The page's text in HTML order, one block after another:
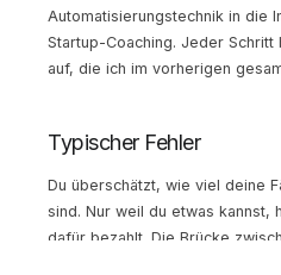
Automatisierungstechnik in die
Startup-Coaching. Jeder Schritt
auf, die ich im vorherigen
Typischer Fehler
Du überschätzt, wie viel deine
sind. Nur weil du etwas kannst,
dafür bezahlt. Die Brücke